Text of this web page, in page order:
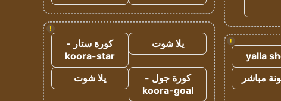
!
yalla
مباشر
!
يلا شوت
كورة ستار -
koora-star
كورة جول -
koora-goal
يلا شوت